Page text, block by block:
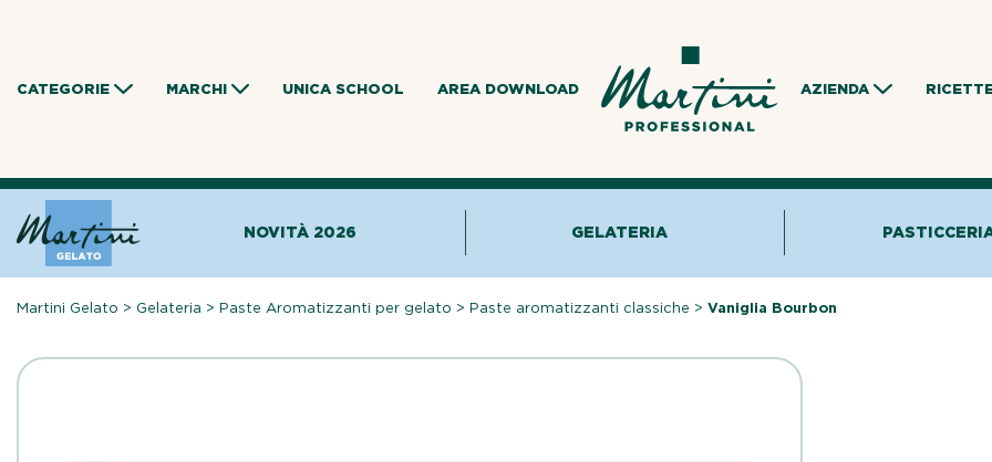
CATEGORIE MARCHI UNICA SCHOOL AREA DOWNLOAD AZIENDA
NOVITÀ 2026 GELATERIA
Martini Gelato > Gelateria >Paste Aromatizzanti per gelato >Paste aromatizzanti classiche >Vaniglia Bourbon